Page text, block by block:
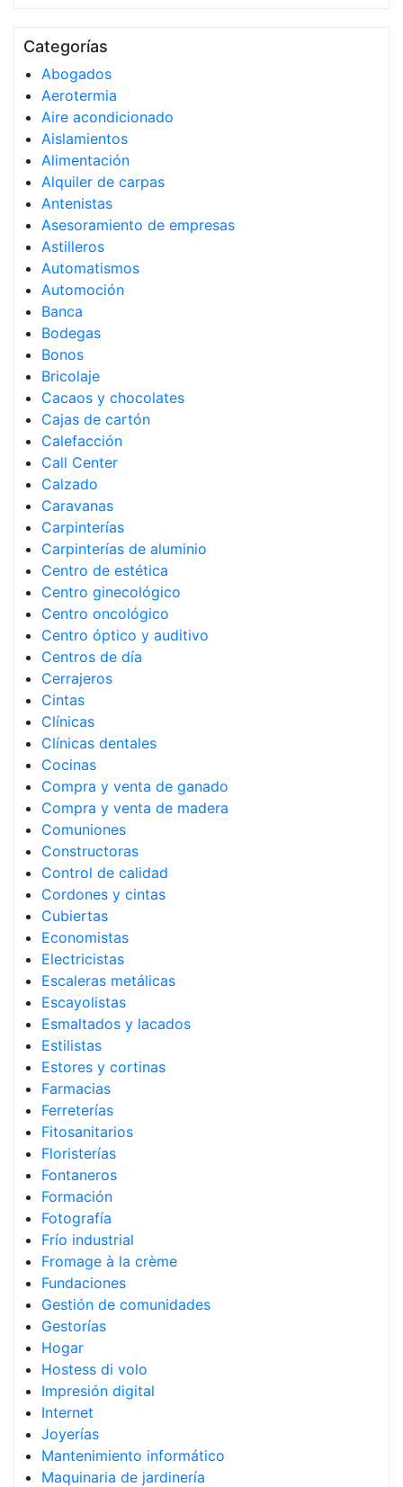
Categorías
Abogados
Aerotermia
Aire acondicionado
Aislamientos
Alimentación
Alquiler de carpas
Antenistas
Asesoramiento de empresas
Astilleros
Automatismos
Automoción
Banca
Bodegas
Bonos
Bricolaje
Cacaos y chocolates
Cajas de cartón
Calefacción
Call Center
Calzado
Caravanas
Carpinterías
Carpinterías de aluminio
Centro de estética
Centro ginecológico
Centro oncológico
Centro óptico y auditivo
Centros de día
Cerrajeros
Cintas
Clínicas
Clínicas dentales
Cocinas
Compra y venta de ganado
Compra y venta de madera
Comuniones
Constructoras
Control de calidad
Cordones y cintas
Cubiertas
Economistas
Electricistas
Escaleras metálicas
Escayolistas
Esmaltados y lacados
Estilistas
Estores y cortinas
Farmacias
Ferreterías
Fitosanitarios
Floristerías
Fontaneros
Formación
Fotografía
Frío industrial
Fromage à la crème
Fundaciones
Gestión de comunidades
Gestorías
Hogar
Hostess di volo
Impresión digital
Internet
Joyerías
Mantenimiento informático
Maquinaria de jardinería